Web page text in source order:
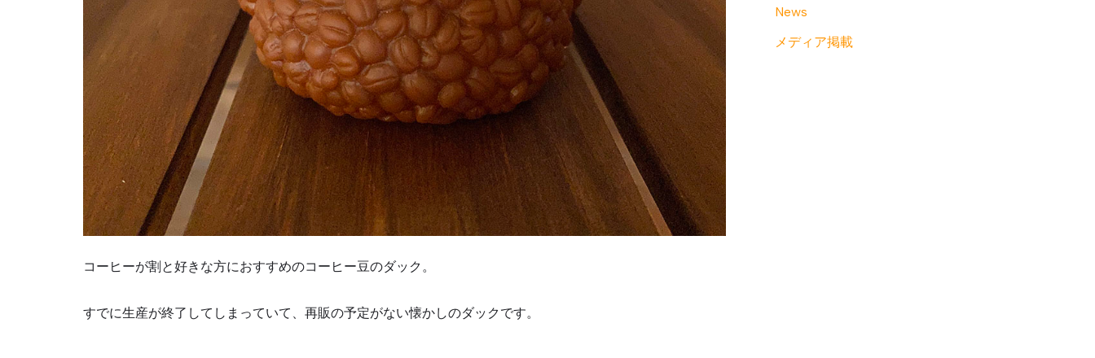
コーヒーが割と好きな方におすすめのコーヒー豆のダック。
すでに生産が終了してしまっていて、再販の予定がない懐かしのダックです。
News
メディア掲載